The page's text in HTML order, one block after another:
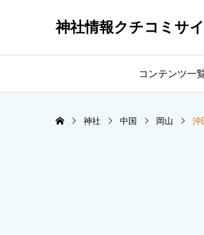
神社情報クチコミサ
コンテンツ一
神社 中国 岡山 沖